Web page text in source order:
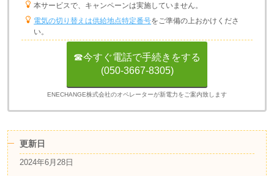
本サービスで、キャンペーンは実施していません。
電気の切り替えは供給地点特定番号をご準備の上おかけくださ
い。
☎今すぐ電話で手続きをする
(050-3667-8305)
ENECHANGE株式会社のオペレーターが新電力をご案内致します
更新日
2024年6月28日